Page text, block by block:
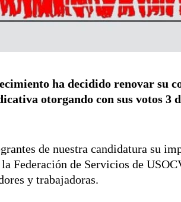
ha decidido renovar su
otorgando con sus votos 3
de nuestra candidatura su
Federación de Servicios de
y trabajadoras.